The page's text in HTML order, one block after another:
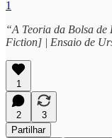
1
“A Teoria da Bolsa
Fiction] | Ensaio de
1
2
3
Partilhar